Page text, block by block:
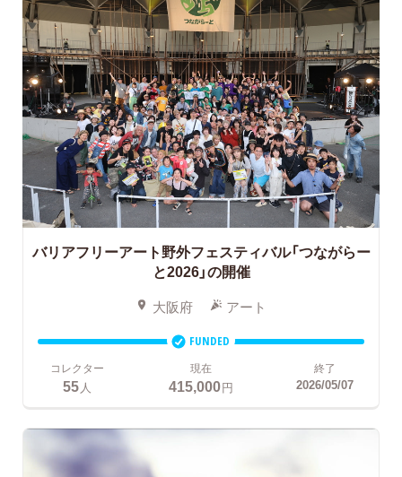
バリアフリーアート野外フェスティバル「つながらー
と2026」の開催
大阪府 アート
FUNDED
コレクター
55 人
現在
415,000円
終了
2026/05/07